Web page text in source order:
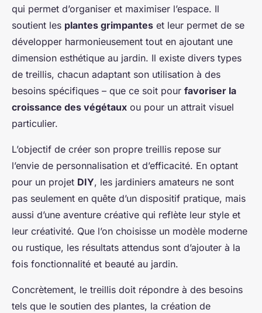
Léo •13 janvier 2025•8 min de lecture
qui permet d’organiser et maximiser l’espace. Il
soutient les plantes grimpantes et leur permet de se
développer harmonieusement tout en ajoutant une
dimension esthétique au jardin. Il existe divers types
de treillis, chacun adaptant son utilisation à des
besoins spécifiques – que ce soit pour favoriser la
croissance des végétaux ou pour un attrait visuel
particulier.
L’objectif de créer son propre treillis repose sur
l’envie de personnalisation et d’efficacité. En optant
pour un projet DIY, les jardiniers amateurs ne sont
pas seulement en quête d’un dispositif pratique, mais
aussi d’une aventure créative qui reflète leur style et
leur créativité. Que l’on choisisse un modèle moderne
ou rustique, les résultats attendus sont d’ajouter à la
fois fonctionnalité et beauté au jardin.
Concrètement, le treillis doit répondre à des besoins
tels que le soutien des plantes, la création de